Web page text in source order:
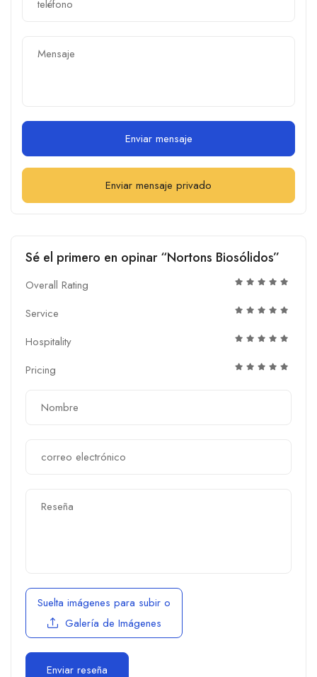
Enviar mensaje
Enviar mensaje privado
Sé el primero en opinar “Nortons Biosólidos”
Overall Rating
Service
Hospitality
Pricing
Suelta imágenes para subir o
Galería de Imágenes